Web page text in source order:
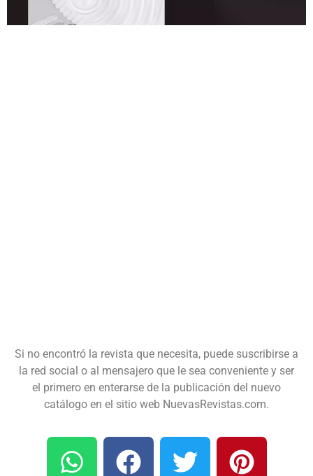
Si no encontró la revista que necesita, puede suscribirse a
la red social o al mensajero que le sea conveniente y ser
el primero en enterarse de la publicación del nuevo
catálogo en el sitio web NuevasRevistas.com.